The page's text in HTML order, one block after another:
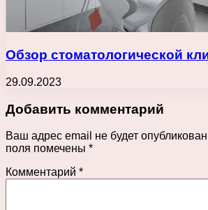
Обзор стоматологической
29.09.2023
Добавить комментарий
Ваш адрес email не будет
поля помечены *
Комментарий *